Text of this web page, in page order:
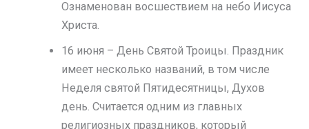
Ознаменован восшествием на небо Иисуса
Христа.
16 июня – День Святой Троицы. Праздник
имеет несколько названий, в том числе
Неделя святой Пятидесятницы, Духов
день. Считается одним из главных
религиозных праздников, который